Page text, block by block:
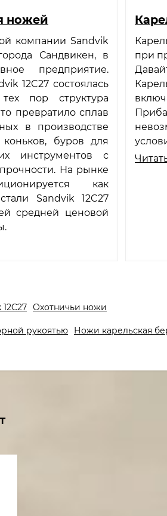
ножей
компании Sandvik
Сандвикен, в
предприятие.
12C27 состоялась
пор структура
превратило сплав
в производстве
буров для
инструментов с
На рынке
как
Sandvik 12C27
средней ценовой
при
Охотничьи ножи
рукоятью Ножи карельская